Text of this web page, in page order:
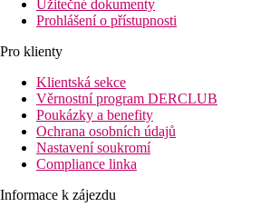
Užitečné dokumenty
Prohlášení o přístupnosti
Pro klienty
Klientská sekce
Věrnostní program DERCLUB
Poukázky a benefity
Ochrana osobních údajů
Nastavení soukromí
Compliance linka
Informace k zájezdu